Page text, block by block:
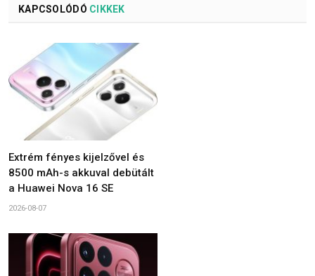
KAPCSOLÓDÓ CIKKEK
Extrém fényes kijelzővel és
8500 mAh-s akkuval debütált
a Huawei Nova 16 SE
2026-08-07